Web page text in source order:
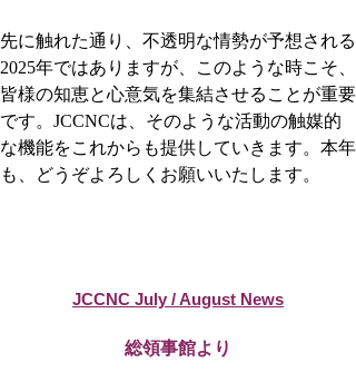
先に触れた通り、不透明な情勢が予想される
2025年ではありますが、このような時こそ、
皆様の知恵と心意気を集結させることが重要
です。JCCNCは、そのような活動の触媒的
な機能をこれからも提供していきます。本年
も、どうぞよろしくお願いいたします。
JCCNC July / August News
​総領事館より